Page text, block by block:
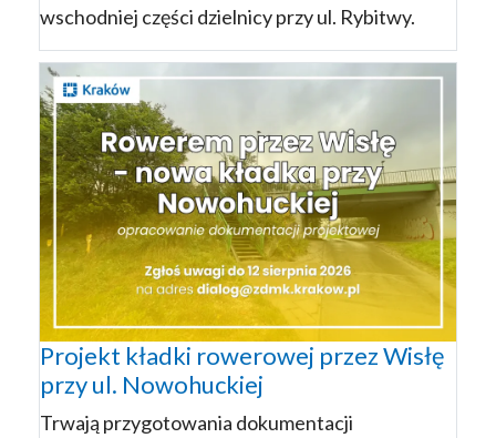
wschodniej części dzielnicy przy ul. Rybitwy.
Projekt kładki rowerowej przez Wisłę
przy ul. Nowohuckiej
Trwają przygotowania dokumentacji